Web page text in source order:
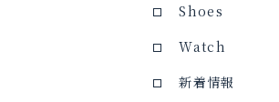
Shoes
Watch
新着情報